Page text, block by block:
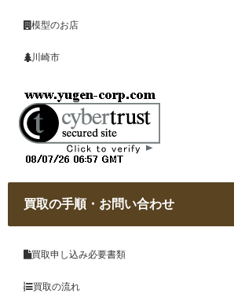
模型のお店
川崎市
買取の手順・お問い合わせ
買取申し込み必要書類
買取の流れ